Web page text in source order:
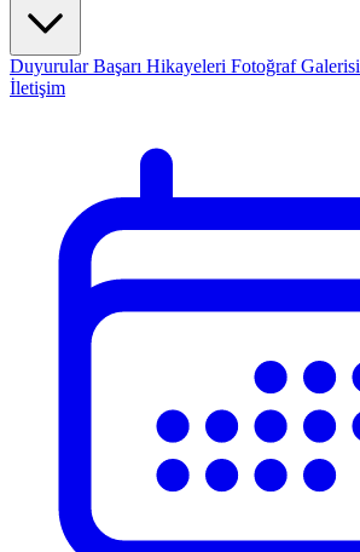
DuyurularBaşarı Hikayeleri Fotoğraf Galerisi
İletişim